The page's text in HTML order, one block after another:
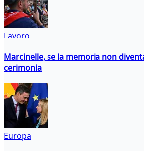
Lavoro
Marcinelle, se la memoria non
cerimonia
Europa